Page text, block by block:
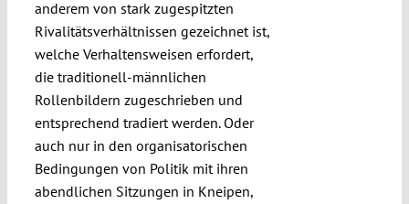
anderem von stark zugespitzten
Rivalitätsverhältnissen gezeichnet ist,
welche Verhaltensweisen erfordert,
die traditionell-männlichen
Rollenbildern zugeschrieben und
entsprechend tradiert werden. Oder
auch nur in den organisatorischen
Bedingungen von Politik mit ihren
abendlichen Sitzungen in Kneipen,